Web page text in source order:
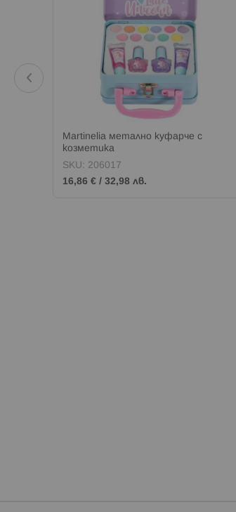
Martinelia метално куфарче с
козметика
SKU: 206017
16,86 € / 32,98 лв.